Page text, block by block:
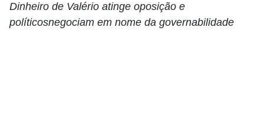
Dinheiro de Valério atinge oposição e
políticosnegociam em nome da governabilidade